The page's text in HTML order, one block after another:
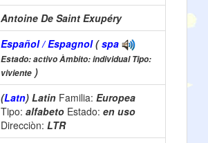
Antoine De Saint Exupéry
Español / Espagnol(spa
Estado: activo Àmbito: individual Tipo:
viviente )
(Latn) Latin Familia: Europea
Tipo: alfabeto Estado: en uso
Direcciòn: LTR